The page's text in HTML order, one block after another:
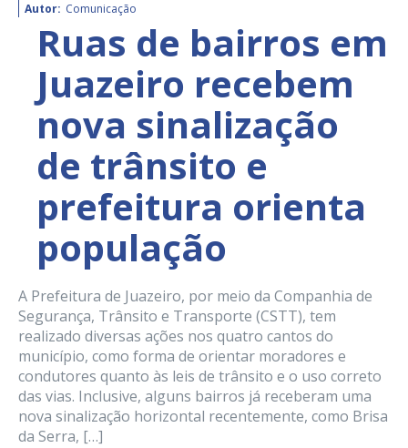
Autor: Comunicação
Ruas de bairros em
Juazeiro recebem
nova sinalização
de trânsito e
prefeitura orienta
população
A Prefeitura de Juazeiro, por meio da Companhia de
Segurança, Trânsito e Transporte (CSTT), tem
realizado diversas ações nos quatro cantos do
município, como forma de orientar moradores e
condutores quanto às leis de trânsito e o uso correto
das vias. Inclusive, alguns bairros já receberam uma
nova sinalização horizontal recentemente, como Brisa
da Serra, […]